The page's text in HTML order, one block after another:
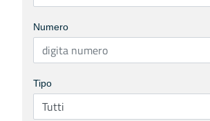
Numero
Tipo